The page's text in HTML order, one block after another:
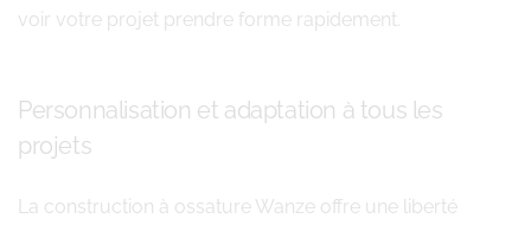
voir votre projet prendre forme rapidement.
Personnalisation et adaptation à tous les
projets
La construction à ossature Wanze offre une liberté